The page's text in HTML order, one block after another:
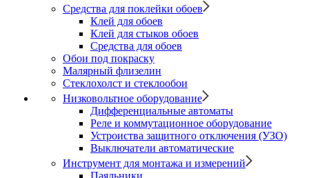
Средства для поклейки обоев
Клей для обоев
Клей для стыков обоев
Средства для обоев
Обои под покраску
Малярный флизелин
Стеклохолст и стеклообои
Низковольтное оборудование
Дифференциальные автоматы
Реле и коммутационное оборудование
Устроиства защитного отключения (УЗО)
Выключатели автоматические
Инструмент для монтажа и измерений
Паяльники